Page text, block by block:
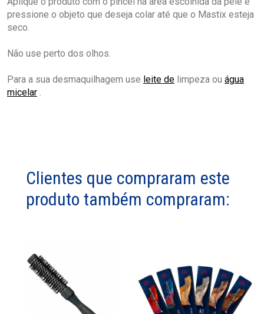
pressione o objeto que deseja colar até que o Mastix esteja
seco.
Não use perto dos olhos.
Para a sua desmaquilhagem use leite de limpeza ou água
micelar .
Clientes que compraram este
produto também compraram: